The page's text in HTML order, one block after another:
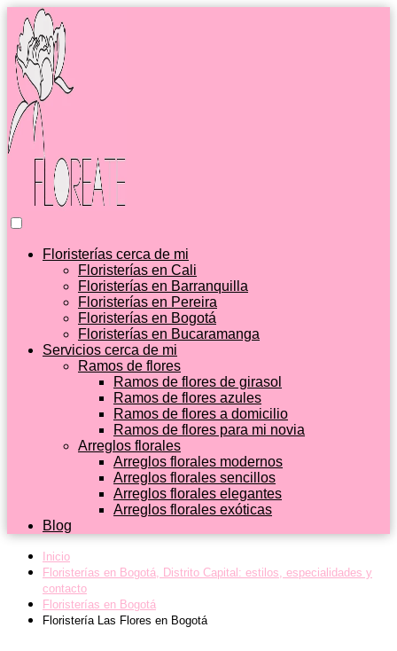
Floristerías cerca de mi
Floristerías en Cali
Floristerías en Barranquilla
Floristerías en Pereira
Floristerías en Bogotá
Floristerías en Bucaramanga
Servicios cerca de mi
Ramos de flores
Ramos de flores de girasol
Ramos de flores azules
Ramos de flores a domicilio
Ramos de flores para mi novia
Arreglos florales
Arreglos florales modernos
Arreglos florales sencillos
Arreglos florales elegantes
Arreglos florales exóticas
Blog
Inicio
Floristerías en Bogotá, Distrito Capital: estilos, especialidades y
contacto
Floristerías en Bogotá
Floristería Las Flores en Bogotá